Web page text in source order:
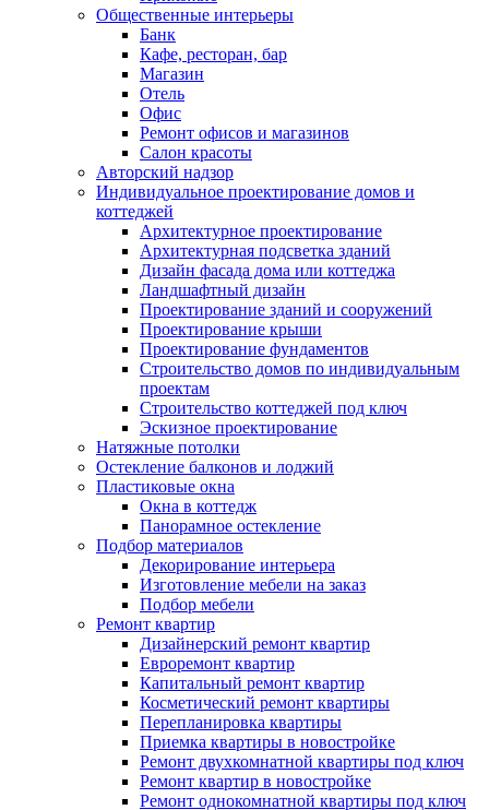
Общественные интерьеры
Банк
Кафе, ресторан, бар
Магазин
Отель
Офис
Ремонт офисов и магазинов
Салон красоты
Авторский надзор
Индивидуальное проектирование домов и
коттеджей
Архитектурное проектирование
Архитектурная подсветка зданий
Дизайн фасада дома или коттеджа
Ландшафтный дизайн
Проектирование зданий и сооружений
Проектирование крыши
Проектирование фундаментов
Строительство домов по индивидуальным
проектам
Строительство коттеджей под ключ
Эскизное проектирование
Натяжные потолки
Остекление балконов и лоджий
Пластиковые окна
Окна в коттедж
Панорамное остекление
Подбор материалов
Декорирование интерьера
Изготовление мебели на заказ
Подбор мебели
Ремонт квартир
Дизайнерский ремонт квартир
Евроремонт квартир
Капитальный ремонт квартир
Косметический ремонт квартиры
Перепланировка квартиры
Приемка квартиры в новостройке
Ремонт двухкомнатной квартиры под ключ
Ремонт квартир в новостройке
Ремонт однокомнатной квартиры под ключ